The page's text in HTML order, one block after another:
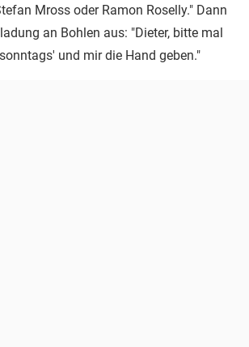
Mross oder Ramon Roselly." Dann
an Bohlen aus: "Dieter, bitte mal
und mir die Hand geben."